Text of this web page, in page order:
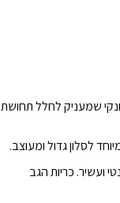
ונקי שמעניק לחלל תחושת
לסלון גדול ומעוצב.
ועשיר. כריות הגב